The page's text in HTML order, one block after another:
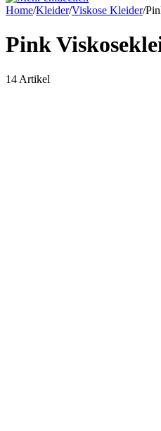
Home/Kleider/Viskose Kleider/
Pink
14 Artikel